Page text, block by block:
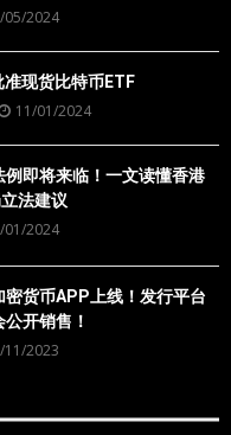
05/2024
现货比特币ETF
11/01/2024
例即将来临！一文读懂香港
法建议
01/2024
密货币APP上线！发行平台
开销售！
11/2023